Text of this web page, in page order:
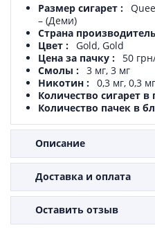
Размер сигарет
– (Деми)
Страна производитель
Цвет
Gold, Gold
Цена за пачку
50
Смолы
3 мг, 3 мг
Никотин
0,3 мг, 0,3 мг
Количество сигарет в
Количество пачек в
Описание
Доставка и оплата
Оставить отзыв